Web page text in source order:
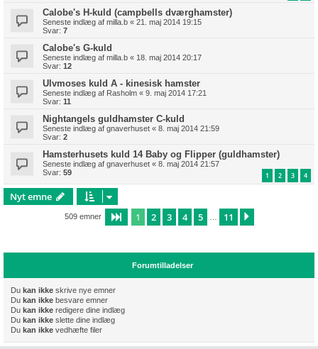
Calobe's H-kuld (campbells dværghamster)
Seneste indlæg af milla.b « 21. maj 2014 19:15
Svar: 7
Calobe's G-kuld
Seneste indlæg af milla.b « 18. maj 2014 20:17
Svar: 12
Ulvmoses kuld A - kinesisk hamster
Seneste indlæg af Rasholm « 9. maj 2014 17:21
Svar: 11
Nightangels guldhamster C-kuld
Seneste indlæg af gnaverhuset « 8. maj 2014 21:59
Svar: 2
Hamsterhusets kuld 14 Baby og Flipper (guldhamster)
Seneste indlæg af gnaverhuset « 8. maj 2014 21:57
Svar: 59 1 2 3 4
Nyt emne
509 emner Side af 11
1 2 3 4 5 11
Forumtilladelser
Du kan ikke skrive nye emner
Du kan ikke besvare emner
Du kan ikke redigere dine indlæg
Du kan ikke slette dine indlæg
Du kan ikke vedhæfte filer